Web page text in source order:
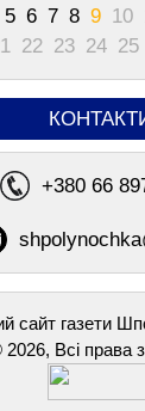
5 6 7 8 9 10
22 23 24 25
+380 66
сайт газети
2026, Всі права